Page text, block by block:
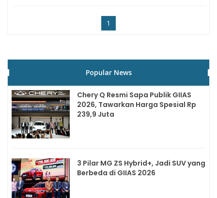
1
Popular News
Chery Q Resmi Sapa Publik GIIAS
2026, Tawarkan Harga Spesial Rp
239,9 Juta
3 Pilar MG ZS Hybrid+, Jadi SUV yang
Berbeda di GIIAS 2026